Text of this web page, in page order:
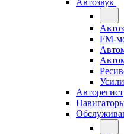
Автозвук
FM-